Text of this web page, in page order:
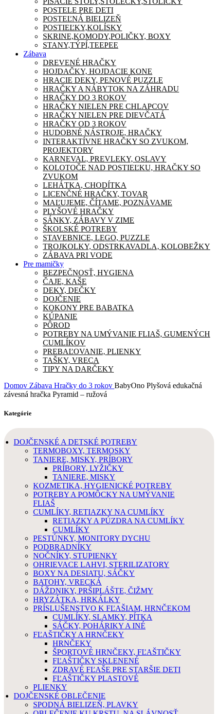
POSTELE PRE DETI
POSTEĽNÁ BIELIZEŇ
POSTIEĽKY,KOLÍSKY
SKRINE,KOMODY,POLIČKY, BOXY
STANY,TÝPÍ,TEEPEE
Zábava
DREVENÉ HRAČKY
HOJDAČKY, HOJDACIE KONE
HRACIE DEKY, PENOVÉ PUZZLE
HRAČKY A NÁBYTOK NA ZÁHRADU
HRAČKY DO 3 ROKOV
HRAČKY NIELEN PRE CHLAPCOV
HRAČKY NIELEN PRE DIEVČATÁ
HRAČKY OD 3 ROKOV
HUDOBNÉ NÁSTROJE, HRAČKY
INTERAKTÍVNE HRAČKY SO ZVUKOM,
PROJEKTORY
KARNEVAL, PREVLEKY, OSLAVY
KOLOTOČE NAD POSTIEĽKU, HRAČKY SO
ZVUKOM
LEHÁTKA, CHODÍTKA
LICENČNÉ HRAČKY, TOVAR
MAĽUJEME, ČÍTAME, POZNÁVAME
PLYŠOVÉ HRAČKY
SÁNKY, ZÁBAVY V ZIME
ŠKOLSKÉ POTREBY
STAVEBNICE, LEGO, PUZZLE
TROJKOLKY, ODSTRKAVADLA, KOLOBEŽKY
ZÁBAVA PRI VODE
Pre mamičky
BEZPEČNOSŤ, HYGIENA
ČAJE, KAŠE
DEKY, DEČKY
DOJČENIE
KOKONY PRE BABATKA
KÚPANIE
PÔROD
POTREBY NA UMÝVANIE FLIAŠ, GUMENÝCH
CUMLÍKOV
PREBAĽOVANIE, PLIENKY
TAŠKY, VRECA
TIPY NA DARČEKY
Domov Zábava Hračky do 3 rokov BabyOno Plyšová edukačná
závesná hračka Pyramid – ružová
Kategórie
DOJČENSKÉ A DETSKÉ POTREBY
TERMOBOXY, TERMOSKY
TANIERE, MISKY, PRÍBORY
PRÍBORY, LYŽIČKY
TANIERE, MISKY
KOZMETIKA, HYGIENICKÉ POTREBY
POTREBY A POMÔCKY NA UMÝVANIE
FLIAŠ
CUMLÍKY, RETIAZKY NA CUMLÍKY
RETIAZKY A PÚZDRA NA CUMLÍKY
CUMLÍKY
PESTÚNKY, MONITORY DYCHU
PODBRADNÍKY
NOČNÍKY, STUPIENKY
OHRIEVACE LAHVI, STERILIZATORY
BOXY NA DESIATU, SÁČKY
BATOHY, VRECKÁ
DÁŽDNIKY, PRŠIPLÁŠTE, ČIŽMY
HRYZÁTKA, HRKÁLKY
PRÍSLUŠENSTVO K FĽAŠIAM, HRNČEKOM
CUMLÍKY, SLAMKY, PÍTKA
SÁČKY, POHÁRIKY A INÉ
FĽAŠTIČKY A HRNČEKY
HRNČEKY
ŠPORTOVÉ HRNČEKY, FĽAŠTIČKY
FĽAŠTIČKY SKLENENÉ
ZDRAVÉ FĽAŠE PRE STARŠIE DETI
FĽAŠTIČKY PLASTOVÉ
PLIENKY
DOJČENSKÉ OBLEČENIE
SPODNÁ BIELIZEŇ, PLAVKY